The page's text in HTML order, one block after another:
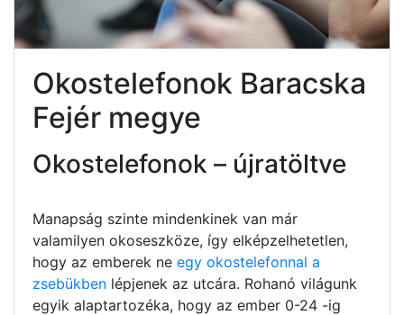
Okostelefonok Baracska
Fejér megye
Okostelefonok – újratöltve
Manapság szinte mindenkinek van már
valamilyen okoseszköze, így elképzelhetetlen,
hogy az emberek ne egy okostelefonnal a
zsebükben lépjenek az utcára. Rohanó világunk
egyik alaptartozéka, hogy az ember 0-24 -ig